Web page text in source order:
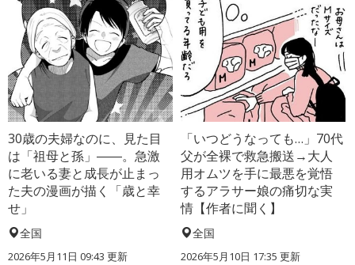
30歳の夫婦なのに、見た目
は「祖母と孫」――。急激
に老いる妻と成長が止まっ
た夫の漫画が描く「歳と幸
せ」
全国
2026年5月11日 09:43 更新
「いつどうなっても…」70代
父が全裸で救急搬送→大人
用オムツを手に最悪を覚悟
するアラサー娘の痛切な実
情【作者に聞く】
全国
2026年5月10日 17:35 更新